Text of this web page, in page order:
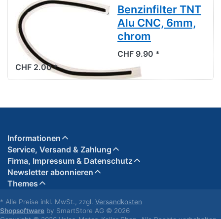
Benzinschlauch
Mofa 5x8mm,
transparent, 50
cm
CHF 2.00 *
Benzinfilter TNT
Alu CNC, 6mm,
chrom
CHF 9.90 *
Informationen
Service, Versand & Zahlung
Firma, Impressum & Datenschutz
Newsletter abonnieren
Themes
* Alle Preise inkl. MwSt., zzgl. Versandkosten
Shopsoftware by SmartStore AG © 2026